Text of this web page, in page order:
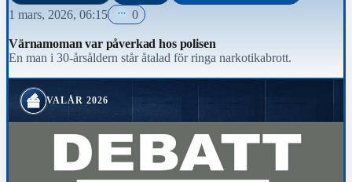
1 mars, 2026, 06:15 0
Värnamoman var påverkad hos polisen
En man i 30-årsåldern står åtalad för ringa narkotikabrott.
VALÅR 2026